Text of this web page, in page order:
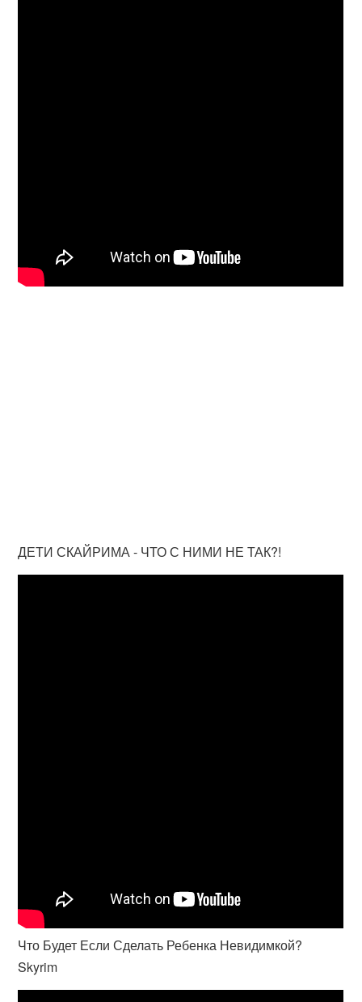
ДЕТИ СКАЙРИМА - ЧТО С НИМИ НЕ ТАК?!
Что Будет Если Сделать Ребенка Невидимкой?
Skyrim